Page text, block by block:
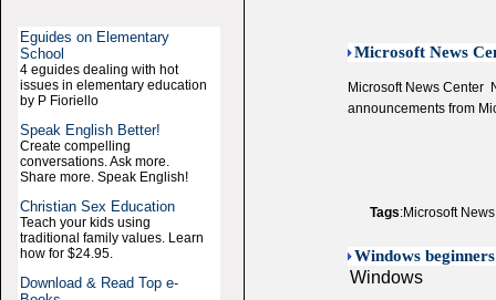
Eguides on Elementary
School
4 eguides dealing with hot
issues in elementary education
by P Fioriello
Speak English Better!
Create compelling
conversations. Ask more.
Share more. Speak English!
Christian Sex Education
Teach your kids using
traditional family values. Learn
how for $24.95.
Download & Read Top e-
Microsoft News
Microsoft News Center
announcements from
Tags:Microsoft
Windows
Windows